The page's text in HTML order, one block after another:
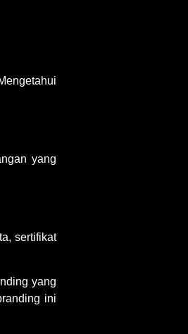
yang
sertifikat
yang
ini